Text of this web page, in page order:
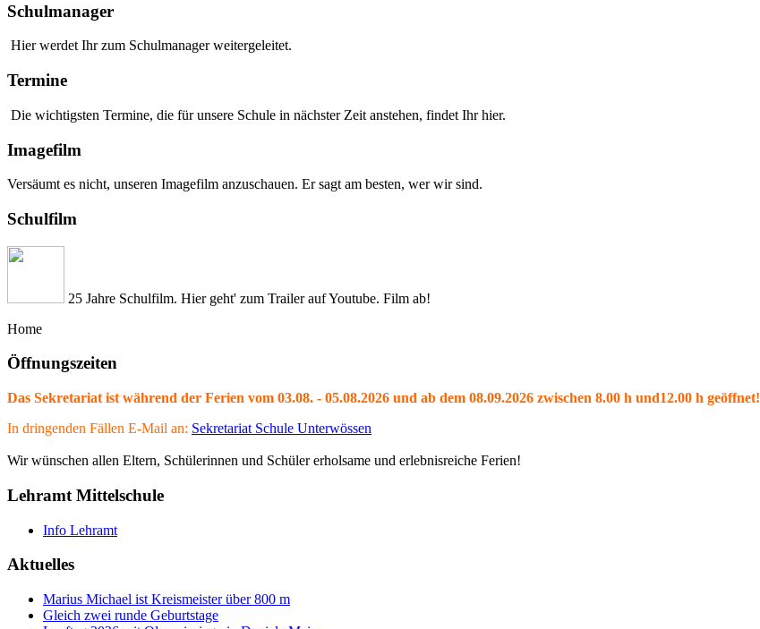
Schulmanager
Hier werdet Ihr zum Schulmanager weitergeleitet.
Termine
Die wichtigsten Termine, die für unsere Schule in nächster Zeit anstehen, findet Ihr hier.
Imagefilm
Versäumt es nicht, unseren Imagefilm anzuschauen. Er sagt am besten, wer wir sind.
Schulfilm
25 Jahre Schulfilm. Hier geht' zum Trailer auf Youtube. Film ab!
Home
Öffnungszeiten
Das Sekretariat ist während der Ferien vom 03.08. - 05.08.2026 und ab dem 08.09.2026 zwischen 8.00 h und12.00 h geöffnet!
In dringenden Fällen E-Mail an: Sekretariat Schule Unterwössen
Wir wünschen allen Eltern, Schülerinnen und Schüler erholsame und erlebnisreiche Ferien!
Lehramt Mittelschule
Info Lehramt
Aktuelles
Marius Michael ist Kreismeister über 800 m
Gleich zwei runde Geburtstage